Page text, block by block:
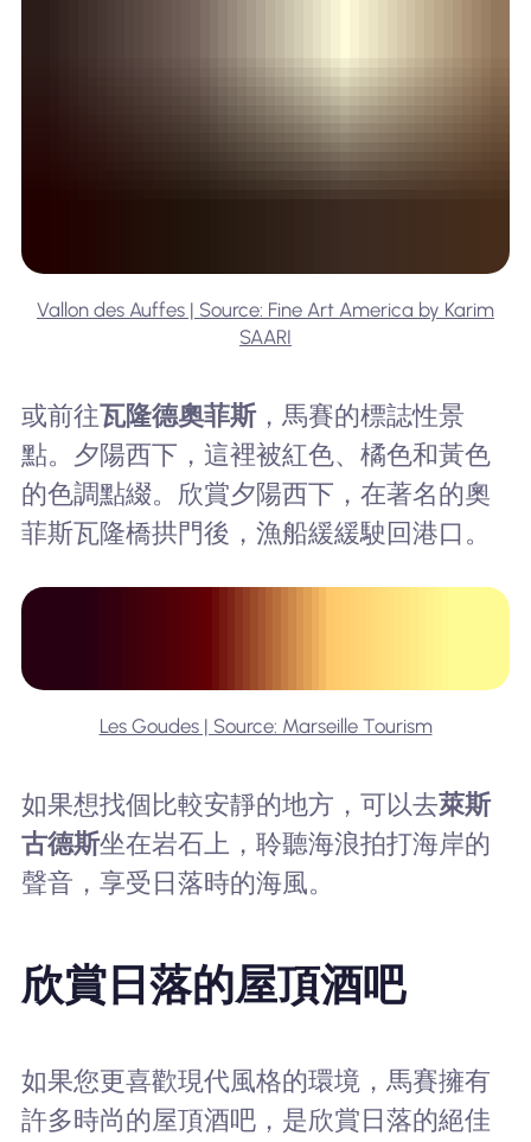
Vallon des Auffes | Source: Fine Art America by Karim
SAARI
或前往瓦隆德奧菲斯，馬賽的標誌性景
點。夕陽西下，這裡被紅色、橘色和黃色
的色調點綴。欣賞夕陽西下，在著名的奧
菲斯瓦隆橋拱門後，漁船緩緩駛回港口。
Les Goudes | Source: Marseille Tourism
如果想找個比較安靜的地方，可以去萊斯
古德斯坐在岩石上，聆聽海浪拍打海岸的
聲音，享受日落時的海風。
欣賞日落的屋頂酒吧
如果您更喜歡現代風格的環境，馬賽擁有
許多時尚的屋頂酒吧，是欣賞日落的絕佳